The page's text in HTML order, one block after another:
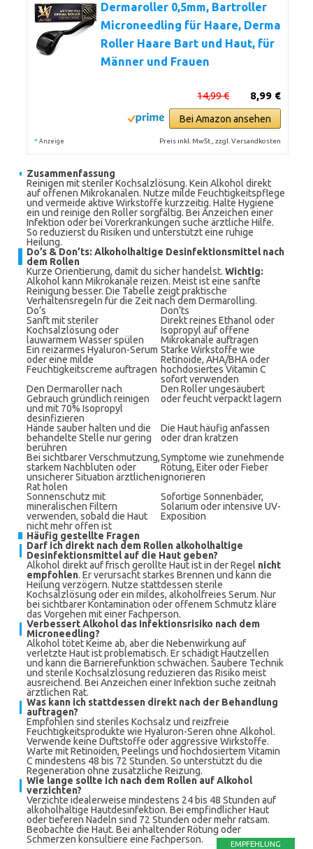
Dermaroller 0,5mm, Bartroller
Microneedling für Haare, Derma
Roller Haare Bart und Haut, für
Männer und Frauen
8,99 €
14,99 €
Bei Amazon ansehen
* Anzeige Preis inkl. MwSt., zzgl. Versandkosten
Zusammenfassung
Reinigen mit steriler Kochsalzlösung. Kein Alkohol direkt
auf offenen Mikrokanälen. Nutze milde Feuchtigkeitspflege
und vermeide aktive Wirkstoffe kurzzeitig. Halte Hygiene
ein und reinige den Roller sorgfältig. Bei Anzeichen einer
Infektion oder bei Vorerkrankungen suche ärztliche Hilfe.
So reduzierst du Risiken und unterstützt eine ruhige
Heilung.
Do’s & Don’ts: Alkoholhaltige Desinfektionsmittel nach
dem Rollen
Kurze Orientierung, damit du sicher handelst. Wichtig:
Alkohol kann Mikrokanäle reizen. Meist ist eine sanfte
Reinigung besser. Die Tabelle zeigt praktische
Verhaltensregeln für die Zeit nach dem Dermarolling.
Do’s
Don’ts
Sanft mit steriler
Kochsalzlösung oder
lauwarmem Wasser spülen
Direkt reines Ethanol oder
Isopropyl auf offene
Mikrokanäle auftragen
Ein reizarmes Hyaluron-Serum
oder eine milde
Feuchtigkeitscreme auftragen
Starke Wirkstoffe wie
Retinoide, AHA/BHA oder
hochdosiertes Vitamin C
sofort verwenden
Den Dermaroller nach
Gebrauch gründlich reinigen
und mit 70% Isopropyl
desinfizieren
Den Roller ungesäubert
oder feucht verpackt lagern
Hände sauber halten und die
behandelte Stelle nur gering
berühren
Die Haut häufig anfassen
oder dran kratzen
Bei sichtbarer Verschmutzung,
starkem Nachbluten oder
unsicherer Situation ärztlichen
Rat holen
Symptome wie zunehmende
Rötung, Eiter oder Fieber
ignorieren
Sonnenschutz mit
mineralischen Filtern
verwenden, sobald die Haut
nicht mehr offen ist
Sofortige Sonnenbäder,
Solarium oder intensive UV-
Exposition
Häufig gestellte Fragen
Darf ich direkt nach dem Rollen alkoholhaltige
Desinfektionsmittel auf die Haut geben?
Alkohol direkt auf frisch gerollte Haut ist in der Regel nicht
empfohlen. Er verursacht starkes Brennen und kann die
Heilung verzögern. Nutze stattdessen sterile
Kochsalzlösung oder ein mildes, alkoholfreies Serum. Nur
bei sichtbarer Kontamination oder offenem Schmutz kläre
das Vorgehen mit einer Fachperson.
Verbessert Alkohol das Infektionsrisiko nach dem
Microneedling?
Alkohol tötet Keime ab, aber die Nebenwirkung auf
verletzte Haut ist problematisch. Er schädigt Hautzellen
und kann die Barrierefunktion schwächen. Saubere Technik
und sterile Kochsalzlösung reduzieren das Risiko meist
ausreichend. Bei Anzeichen einer Infektion suche zeitnah
ärztlichen Rat.
Was kann ich stattdessen direkt nach der Behandlung
auftragen?
Empfohlen sind steriles Kochsalz und reizfreie
Feuchtigkeitsprodukte wie Hyaluron-Seren ohne Alkohol.
Verwende keine Duftstoffe oder aggressive Wirkstoffe.
Warte mit Retinoiden, Peelings und hochdosiertem Vitamin
C mindestens 48 bis 72 Stunden. So unterstützt du die
Regeneration ohne zusätzliche Reizung.
Wie lange sollte ich nach dem Rollen auf Alkohol
verzichten?
Verzichte idealerweise mindestens 24 bis 48 Stunden auf
alkoholhaltige Hautdesinfektion. Bei empfindlicher Haut
oder tieferen Nadeln sind 72 Stunden oder mehr ratsam.
Beobachte die Haut. Bei anhaltender Rötung oder
Schmerzen konsultiere eine Fachperson.
EMPFEHLUNG